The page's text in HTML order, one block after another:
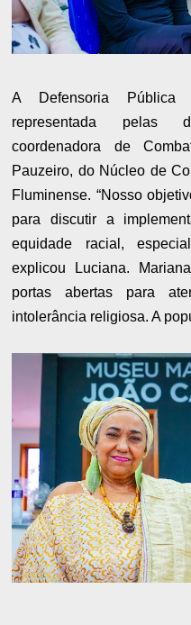
A Defensoria Pública
representada pelas
coordenadora de
Pauzeiro, do Núcleo de
Fluminense. “Nosso
para discutir a
equidade racial,
explicou Luciana.
portas abertas para
intolerância religiosa. A